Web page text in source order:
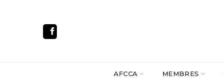
AFCCA MEMBRES